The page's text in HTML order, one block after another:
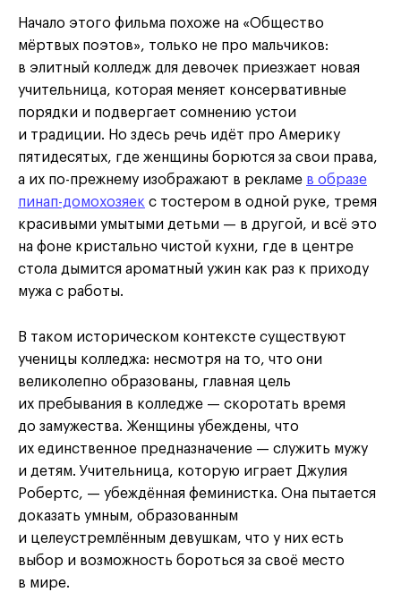
Начало этого фильма похоже на «Общество
мёртвых поэтов», только не про мальчиков:
в элитный колледж для девочек приезжает новая
учительница, которая меняет консервативные
порядки и подвергает сомнению устои
и традиции. Но здесь речь идёт про Америку
пятидесятых, где женщины борются за свои права,
а их по-прежнему изображают в рекламе в образе
пинап-домохозяек с тостером в одной руке, тремя
красивыми умытыми детьми — в другой, и всё это
на фоне кристально чистой кухни, где в центре
стола дымится ароматный ужин как раз к приходу
мужа с работы.
В таком историческом контексте существуют
ученицы колледжа: несмотря на то, что они
великолепно образованы, главная цель
их пребывания в колледже — скоротать время
до замужества. Женщины убеждены, что
их единственное предназначение — служить мужу
и детям. Учительница, которую играет Джулия
Робертс, — убеждённая феминистка. Она пытается
доказать умным, образованным
и целеустремлённым девушкам, что у них есть
выбор и возможность бороться за своё место
в мире.